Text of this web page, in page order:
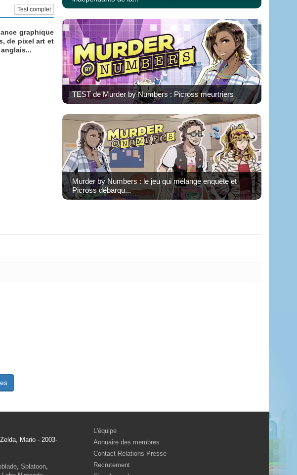
Test complet
graphique
de pixel art et
TEST de Murder by Numbers : Picross meurtriers
Murder by Numbers : le jeu qui mélange enquête et
Picross débarqu...
Mario - 2003-
, Splatoon,
L'équipe
Annuaire des membres
Contact Relations Presse
Recrutement